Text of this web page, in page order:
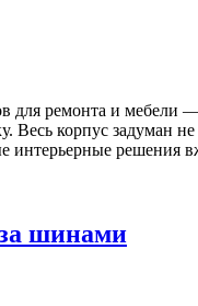
ремонта и мебели
корпус задуман
интерьерные
шинами